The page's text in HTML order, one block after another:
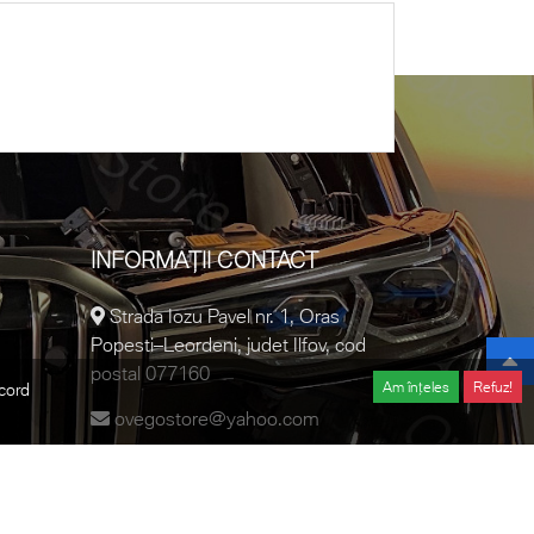
INFORMAȚII CONTACT
Strada Iozu Pavel nr. 1, Oras
Popesti–Leordeni, judet Ilfov, cod
postal 077160
ovegostore@yahoo.com
Am înțeles Refuz!